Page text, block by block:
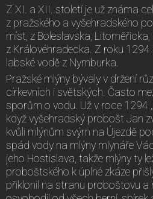
Z XI. a XII. století je už známa
z pražského a vyšehradského
míst, z Boleslavska,
z Královéhradecka. Z roku 1294
labské vodě z Nymburka.
Pražské mlýny bývaly v držení
církevních i světských. Často
sporům o vodu. Už v roce 1294
když vyšehradský probošt Jan
kvůli mlýnům svým na Újezdě
spád vody na mlýny mlynáře
jeho Hostislava, takže mlýny ty
proboštského k úplné zkáze
přiklonil na stranu proboštovu